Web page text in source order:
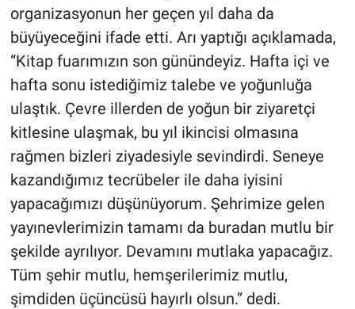
organizasyonun her geçen yıl daha da
büyüyeceğini ifade etti. Arı yaptığı açıklamada,
“Kitap fuarımızın son günündeyiz. Hafta içi ve
hafta sonu istediğimiz talebe ve yoğunluğa
ulaştık. Çevre illerden de yoğun bir ziyaretçi
kitlesine ulaşmak, bu yıl ikincisi olmasına
rağmen bizleri ziyadesiyle sevindirdi. Seneye
kazandığımız tecrübeler ile daha iyisini
yapacağımızı düşünüyorum. Şehrimize gelen
yayınevlerimizin tamamı da buradan mutlu bir
şekilde ayrılıyor. Devamını mutlaka yapacağız.
Tüm şehir mutlu, hemşerilerimiz mutlu,
şimdiden üçüncüsü hayırlı olsun.” dedi.